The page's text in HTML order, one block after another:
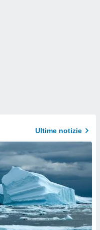
Ultime notizie